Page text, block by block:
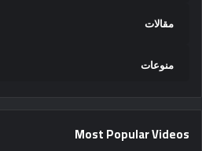
مقالات
منوعات
Most Popular Videos